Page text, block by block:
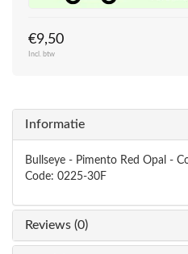
€9,50
Incl. btw
Informatie
Bullseye - Pimento Red Opal -
Code: 0225-30F
Reviews (0)